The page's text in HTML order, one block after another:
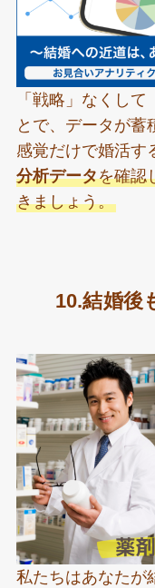
「戦略」なくし
とで、データが蓄
感覚だけで婚活す
分析データを確認
きましょう。
10.結婚後
私たちはあなたが